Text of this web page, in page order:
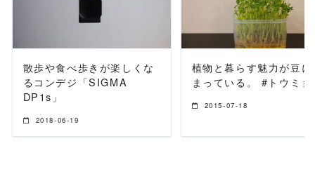
READ MORE
散歩や食べ歩きが楽しくな
るコンデジ「SIGMA
DP1s」
2018-06-19
READ MORE
植物と暮らす魅力が豆に
まっている。 #トウミョ
2015-07-18